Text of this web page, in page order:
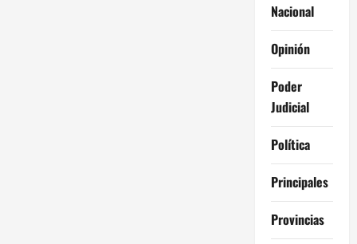
Nacional
Opinión
Poder
Judicial
Política
Principales
Provincias